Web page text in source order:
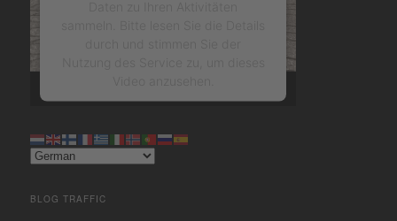
Mehr Informationen
BLOG TRAFFIC